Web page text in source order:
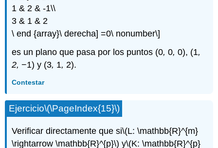
1 & 2 & -1\\
3 & 1 & 2
\ end {array}\ derecha] =0\ nonumber\]
es un plano que pasa por los puntos (0, 0, 0), (1,
2, −1) y (3, 1, 2).
Contestar
Ejercicio\(\PageIndex{15}\)
Verificar directamente que si\(L: \mathbb{R}^{m}
\rightarrow \mathbb{R}^{p}\) y\(K: \mathbb{R}^{p}